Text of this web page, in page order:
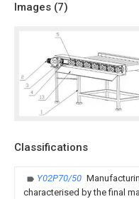
Images (7)
Classifications
Y02P70/50
characterised by the final